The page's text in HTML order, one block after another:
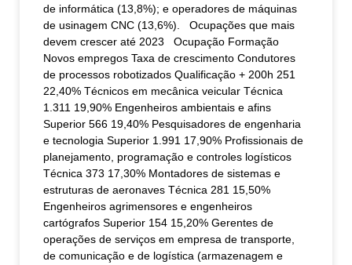
de informática (13,8%); e operadores de máquinas
de usinagem CNC (13,6%). Ocupações que mais
devem crescer até 2023 Ocupação Formação
Novos empregos Taxa de crescimento Condutores
de processos robotizados Qualificação + 200h 251
22,40% Técnicos em mecânica veicular Técnica
1.311 19,90% Engenheiros ambientais e afins
Superior 566 19,40% Pesquisadores de engenharia
e tecnologia Superior 1.991 17,90% Profissionais de
planejamento, programação e controles logísticos
Técnica 373 17,30% Montadores de sistemas e
estruturas de aeronaves Técnica 281 15,50%
Engenheiros agrimensores e engenheiros
cartógrafos Superior 154 15,20% Gerentes de
operações de serviços em empresa de transporte,
de comunicação e de logística (armazenagem e